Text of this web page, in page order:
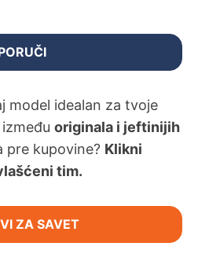
model idealan za tvoje
originala i jeftinijih
pre kupovine? Klikni
tim.
ZA SAVET